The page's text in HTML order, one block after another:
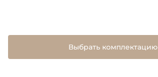
Выбрать комплектацию